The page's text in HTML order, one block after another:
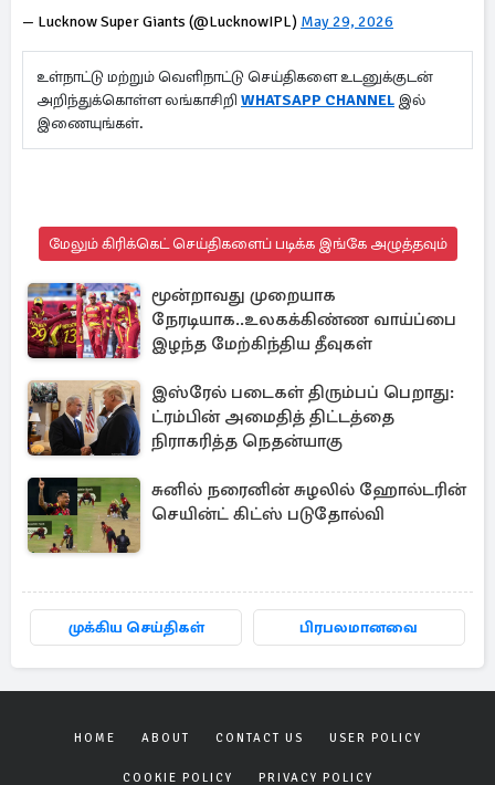
— Lucknow Super Giants (@LucknowIPL) May 29, 2026
உள்நாட்டு மற்றும் வெளிநாட்டு செய்திகளை உடனுக்குடன்
அறிந்துக்கொள்ள லங்காசிறி WHATSAPP CHANNEL இல்
இணையுங்கள்.
மேலும் கிரிக்கெட் செய்திகளைப் படிக்க இங்கே அழுத்தவும்
மூன்றாவது முறையாக
நேரடியாக..உலகக்கிண்ண வாய்ப்பை
இழந்த மேற்கிந்திய தீவுகள்
இஸ்ரேல் படைகள் திரும்பப் பெறாது:
ட்ரம்பின் அமைதித் திட்டத்தை
நிராகரித்த நெதன்யாகு
சுனில் நரைனின் சுழலில் ஹோல்டரின்
செயின்ட் கிட்ஸ் படுதோல்வி
முக்கிய செய்திகள் பிரபலமானவை
HOME ABOUT CONTACT US USER POLICY
COOKIE POLICY PRIVACY POLICY